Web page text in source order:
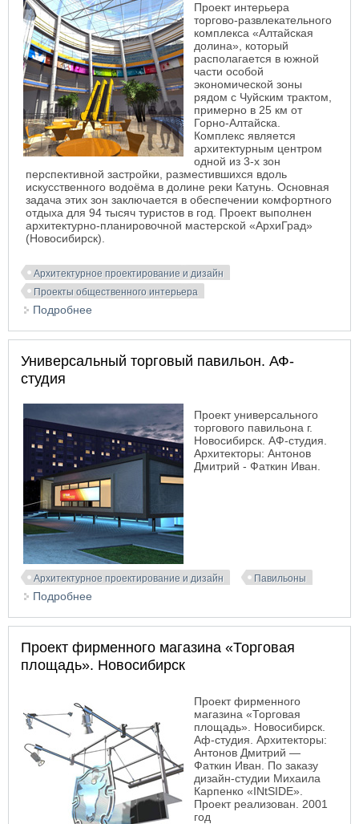
Проект интерьера
торгово-развлекательного
комплекса «Алтайская
долина», который
располагается в южной
части особой
экономической зоны
рядом с Чуйским трактом,
примерно в 25 км от
Горно-Алтайска.
Комплекс является
архитектурным центром
одной из 3-х зон
перспективной застройки, разместившихся вдоль
искусственного водоёма в долине реки Катунь. Основная
задача этих зон заключается в обеспечении комфортного
отдыха для 94 тысяч туристов в год. Проект выполнен
архитектурно-планировочной мастерской «АрхиГрад»
(Новосибирск).
Архитектурное проектирование и дизайн
Проекты общественного интерьера
Подробнее
Универсальный торговый павильон. АФ-
студия
Проект универсального
торгового павильона г.
Новосибирск. АФ-студия.
Архитекторы: Антонов
Дмитрий - Фаткин Иван.
Архитектурное проектирование и дизайн Павильоны
Подробнее
Проект фирменного магазина «Торговая
площадь». Новосибирск
Проект фирменного
магазина «Торговая
площадь». Новосибирск.
Аф-студия. Архитекторы:
Антонов Дмитрий —
Фаткин Иван. По заказу
дизайн-студии Михаила
Карпенко «INtSIDE».
Проект реализован. 2001
год